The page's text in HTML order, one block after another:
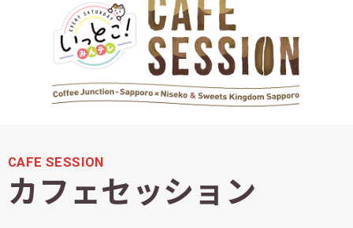
CAFE SESSION
カフェセッション